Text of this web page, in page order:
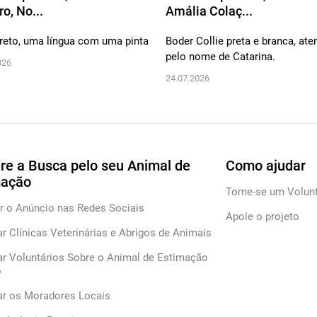
No...
uma língua com uma pinta
Amália Colaç...
Boder Collie preta e branca,
pelo nome de Catarina.
24.07.2026
a Busca pelo seu Animal de
o Anúncio nas Redes Sociais
Clínicas Veterinárias e Abrigos de Animais
Voluntários Sobre o Animal de Estimação
os Moradores Locais
Como ajudar
Torne-se um
Apoie o projeto